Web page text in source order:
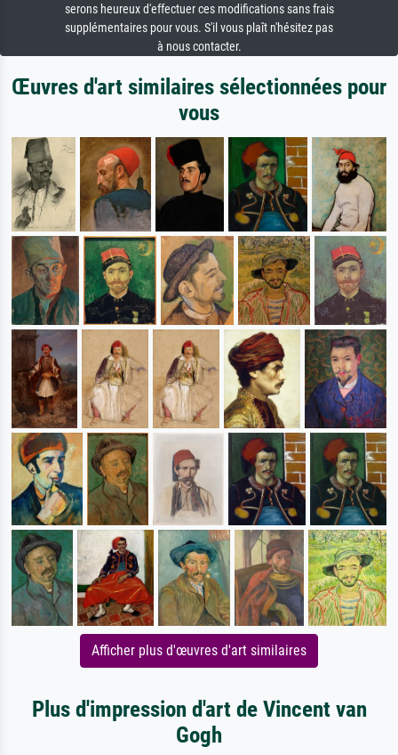
serons heureux d'effectuer ces modifications sans frais
supplémentaires pour vous. S'il vous plaît n'hésitez pas
à nous contacter.
Œuvres d'art similaires sélectionnées pour
vous
Afficher plus d'œuvres d'art similaires
Plus d'impression d'art de Vincent van
Gogh